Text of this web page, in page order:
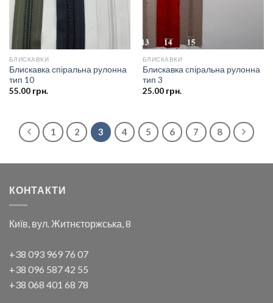
БЛИСКАВКИ
Блискавка спіральна рулонна
тип 10
55.00грн.
БЛИСКАВКИ
Блискавка спіральна рулонна
тип 3
25.00грн.
1 2 3 4 5 6 7 8
КОНТАКТИ
Київ, вул. Житнєторжська, 8
+38 093 969 76 07
+38 096 587 42 55
+38 068 401 68 78